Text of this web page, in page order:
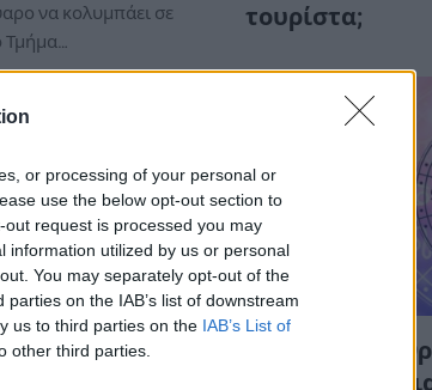
or processing of your personal or
use the below opt-out section to
request is processed you may
information utilized by us or personal
You may separately opt-out of the
on the IAB’s list of downstream
us to third parties on the IAB’s List of
other third parties.
να κολυμπάει σε
τουρίστα;
ΔΙΆΦΟΡΑ
Οικονομικός
και αφθονία